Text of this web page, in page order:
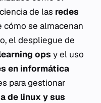
de las redes
cómo se almacenan
el despliegue de
ops y el uso
en informática
para gestionar
de linux y sus